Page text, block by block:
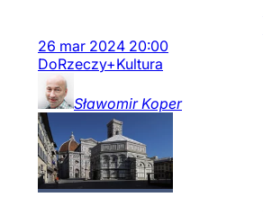
26 mar 2024 20:00
DoRzeczy+Kultura
Sławomir Koper